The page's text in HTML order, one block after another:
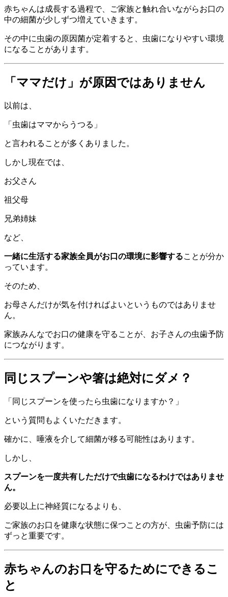
赤ちゃんは成長する過程で、ご家族と触れ合いながらお口の
中の細菌が少しずつ増えていきます。
その中に虫歯の原因菌が定着すると、虫歯になりやすい環境
になることがあります。
「ママだけ」が原因ではありません
以前は、
「虫歯はママからうつる」
と言われることが多くありました。
しかし現在では、
お父さん
祖父母
兄弟姉妹
など、
一緒に生活する家族全員がお口の環境に影響することが分か
っています。
そのため、
お母さんだけが気を付ければよいというものではありませ
ん。
家族みんなでお口の健康を守ることが、お子さんの虫歯予防
につながります。
同じスプーンや箸は絶対にダメ？
「同じスプーンを使ったら虫歯になりますか？」
という質問もよくいただきます。
確かに、唾液を介して細菌が移る可能性はあります。
しかし、
スプーンを一度共有しただけで虫歯になるわけではありませ
ん。
必要以上に神経質になるよりも、
ご家族のお口を健康な状態に保つことの方が、虫歯予防には
ずっと重要です。
赤ちゃんのお口を守るためにできるこ
と